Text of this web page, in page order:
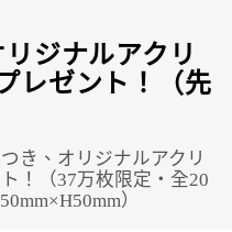
ジナルアクリ
レゼント！（先
き、オリジナルアクリ
！（37万枚限定・全20
）